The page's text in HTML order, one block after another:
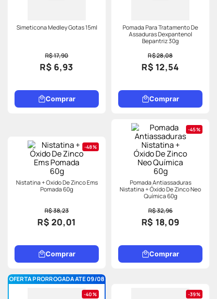
Simeticona Medley Gotas 15ml
R$ 17,90
R$ 6,93
Comprar
Pomada Para Tratamento De
Assaduras Dexpantenol
Bepantriz 30g
R$ 28,08
R$ 12,54
Comprar
48%
Nistatina + Óxido De Zinco Ems
Pomada 60g
R$ 38,23
R$ 20,01
Comprar
45%
Pomada Antiassaduras
Nistatina + Óxido De Zinco Neo
Química 60g
R$ 32,96
R$ 18,09
Comprar
OFERTA PRORROGADA ATE 09/08
40% 39%